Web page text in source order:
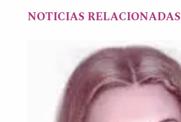
NOTICIAS RELACIONADAS